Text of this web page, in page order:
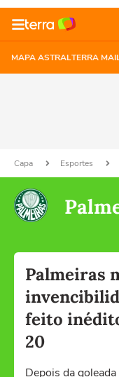
MAPA ASTRALTERRA
Capa Esportes
Palmeiras
feito
20
Depois da